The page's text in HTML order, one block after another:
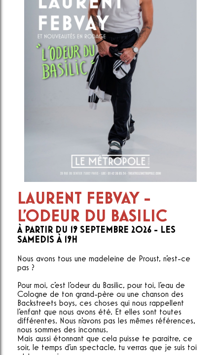
LAURENT FEBVAY -
L'ODEUR DU BASILIC
À PARTIR DU 19 SEPTEMBRE 2026 - LES
SAMEDIS À 19H
Nous avons tous une madeleine de Proust, n'est-ce
pas ?
Pour moi, c'est l'odeur du Basilic, pour toi, l'eau de
Cologne de ton grand-père ou une chanson des
Backstreets boys, ces choses qui nous rappellent
l'enfant que nous avons été. Et elles sont toutes
différentes. Nous n'avons pas les mêmes références,
nous sommes des inconnus.
Mais aussi étonnant que cela puisse te paraitre, ce
soir, le temps d'un spectacle, tu verras que je suis toi